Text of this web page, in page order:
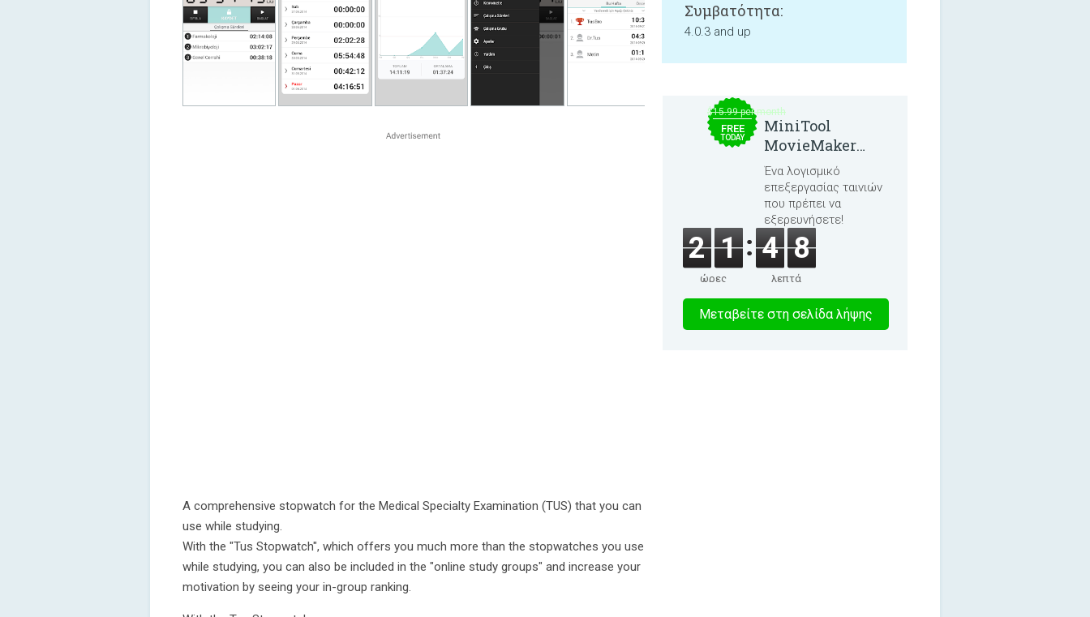
A comprehensive stopwatch for the Medical Specialty Examination (TUS) that you can
use while studying.
With the "Tus Stopwatch", which offers you much more than the stopwatches you use
while studying, you can also be included in the "online study groups" and increase your
motivation by seeing your in-group ranking.
Συμβατότητα:
4.0.3 and up
$15.99 per month
FREE
TODAY
MiniTool
MovieMaker
8.8.0
Ένα λογισμικό
επεξεργασίας ταινιών
που πρέπει να
εξερευνήσετε!
2 1
ώρες
4 8
λεπτά
3 2
Μεταβείτε στη σελίδα λήψης